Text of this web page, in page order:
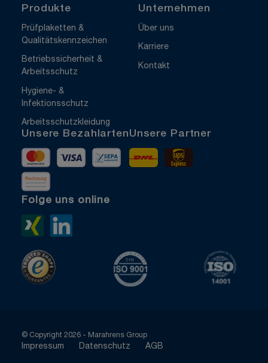
Produkte
Prüfplaketten &
Qualitätskennzeichen
Betriebssicherheit &
Arbeitsschutz
Hygiene- &
Infektionsschutz
Arbeitsschutzkleidung
Unternehmen
Über uns
Karriere
Kontakt
Unsere Bezahlarten
MastercardVisa Vorkasse
Rechnung
Unsere Partner
DHL
Folge uns online
Xing>
ISO 9001 zertifiziert
© Copyright 2026 - Marahrens Group
Impressum Datenschutz AGB